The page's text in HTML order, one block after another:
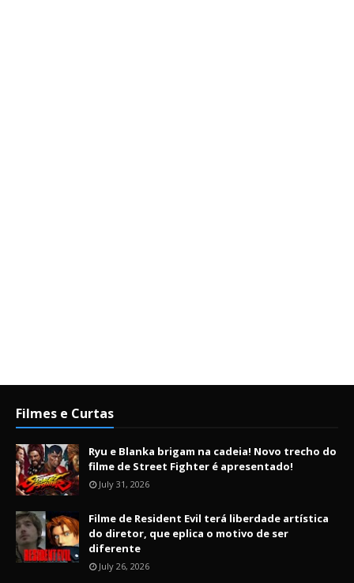
Filmes e Curtas
Ryu e Blanka brigam na cadeia! Novo trecho do
filme de Street Fighter é apresentado!
July 31, 2026
Filme de Resident Evil terá liberdade artística
do diretor, que eplica o motivo de ser
diferente
July 26, 2026